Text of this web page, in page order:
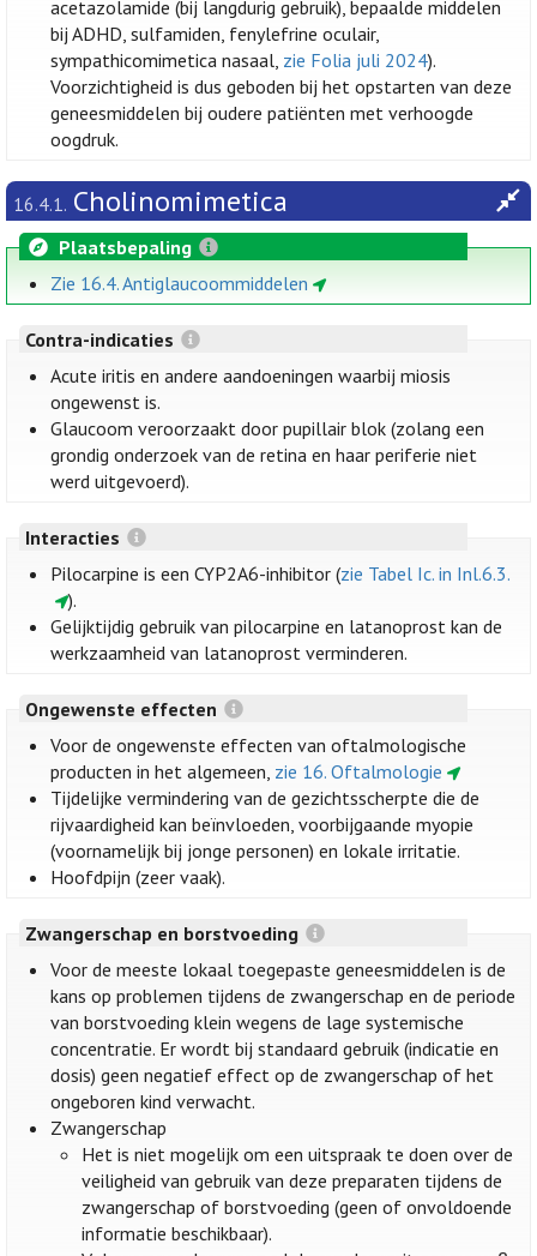
acetazolamide (bij langdurig gebruik), bepaalde middelen
bij ADHD, sulfamiden, fenylefrine oculair,
sympathicomimetica nasaal, zie Folia juli 2024).
Voorzichtigheid is dus geboden bij het opstarten van deze
geneesmiddelen bij oudere patiënten met verhoogde
oogdruk.
16.4.1. Cholinomimetica
Plaatsbepaling
Zie 16.4. Antiglaucoommiddelen
Contra-indicaties
Acute iritis en andere aandoeningen waarbij miosis
ongewenst is.
Glaucoom veroorzaakt door pupillair blok (zolang een
grondig onderzoek van de retina en haar periferie niet
werd uitgevoerd).
Interacties
Pilocarpine is een CYP2A6-inhibitor (zie Tabel Ic. in Inl.6.3.
).
Gelijktijdig gebruik van pilocarpine en latanoprost kan de
werkzaamheid van latanoprost verminderen.
Ongewenste effecten
Voor de ongewenste effecten van oftalmologische
producten in het algemeen, zie 16. Oftalmologie
Tijdelijke vermindering van de gezichtsscherpte die de
rijvaardigheid kan beïnvloeden, voorbijgaande myopie
(voornamelijk bij jonge personen) en lokale irritatie.
Hoofdpijn (zeer vaak).
Zwangerschap en borstvoeding
Voor de meeste lokaal toegepaste geneesmiddelen is de
kans op problemen tijdens de zwangerschap en de periode
van borstvoeding klein wegens de lage systemische
concentratie. Er wordt bij standaard gebruik (indicatie en
dosis) geen negatief effect op de zwangerschap of het
ongeboren kind verwacht.
Zwangerschap
Het is niet mogelijk om een uitspraak te doen over de
veiligheid van gebruik van deze preparaten tijdens de
zwangerschap of borstvoeding (geen of onvoldoende
informatie beschikbaar).